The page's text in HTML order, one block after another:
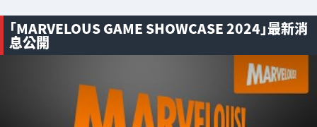
「MARVELOUS GAME SHOWCASE 2024」最新消
息公開